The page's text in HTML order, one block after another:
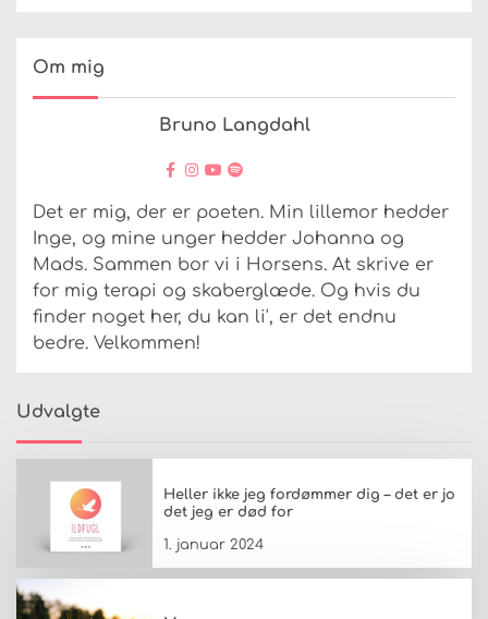
Om mig
Bruno Langdahl
Det er mig, der er poeten. Min lillemor hedder
Inge, og mine unger hedder Johanna og
Mads. Sammen bor vi i Horsens. At skrive er
for mig terapi og skaberglæde. Og hvis du
finder noget her, du kan li', er det endnu
bedre. Velkommen!
Udvalgte
Heller ikke jeg fordømmer dig – det er jo
det jeg er død for
1. januar 2024